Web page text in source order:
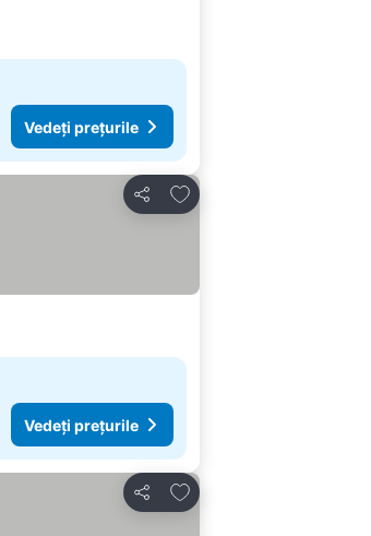
Vedeți prețurile
Distribuiți
Adăugaţi la favorite
Vedeți prețurile
Distribuiți
Adăugaţi la favorite